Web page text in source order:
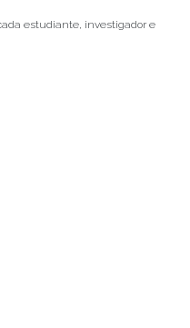
estudiante, investigador e